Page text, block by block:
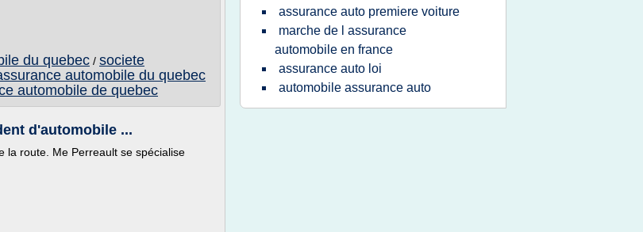
du quebec / societe
automobile du quebec
automobile de quebec
d'automobile ...
la route. Me Perreault se spécialise
assurance auto premiere voiture
marche de l assurance
automobile en france
assurance auto loi
automobile assurance auto